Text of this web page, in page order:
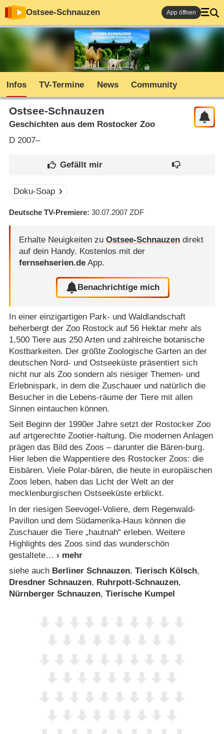
Ostsee-Schnauzen App öffnen
Infos TV-Termine News Community
Ostsee-Schnauzen
Geschichten aus dem Rostocker Zoo
D2007–
Doku-Soap
Deutsche TV-Premiere 30.07.2007 ZDF
Erhalte Neuigkeiten zu Ostsee-Schnauzendirekt
auf dein Handy. Kostenlos mit der
fernsehserien.deApp.
Benachrichtige mich
In einer einzigartigen Park- und Waldlandschaft
beherbergt der Zoo Rostock auf 56 Hektar mehr als
1.500 Tiere aus 250 Arten und zahlreiche botanische
Kostbarkeiten. Der größte Zoologische Garten an der
deutschen Nord- und Ostseeküste präsentiert sich
nicht nur als Zoo sondern als riesiger Themen- und
Erlebnispark, in dem die Zuschauer und natürlich die
Besucher in die Lebens-räume der Tiere mit allen
Sinnen eintauchen können.
Seit Beginn der 1990er Jahre setzt der Rostocker Zoo
auf artgerechte Zootier-haltung. Die modernen Anlagen
prägen das Bild des Zoos – darunter die Bären-burg.
Hier leben die Wappentiere des Rostocker Zoos: die
Eisbären. Viele Polar-bären, die heute in europäischen
Zoos leben, haben das Licht der Welt an der
mecklenburgischen Ostseeküste erblickt.
In der riesigen Seevogel-Voliere, dem Regenwald-
Pavillon und dem Südamerika-Haus können die
Zuschauer die Tiere „hautnah“ erleben. Weitere
Highlights des Zoos sind das wunderschön
gestaltete
siehe auch Berliner Schnauzen, Tierisch Kölsch,
Dresdner Schnauzen, Ruhrpott-Schnauzen,
Nürnberger Schnauzen, Tierische Kumpel